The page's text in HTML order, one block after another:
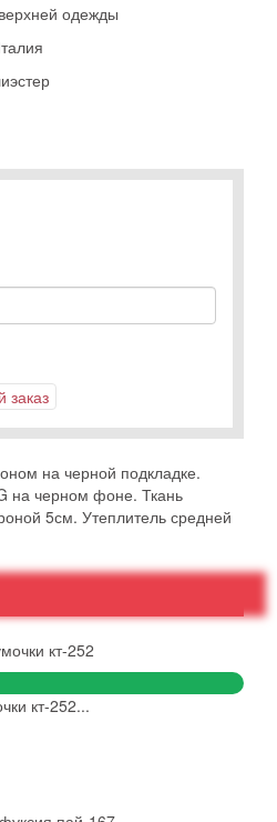
одежды
заказ
на черной подкладке.
на черном фоне. Ткань
5см. Утеплитель средней
кт-252...